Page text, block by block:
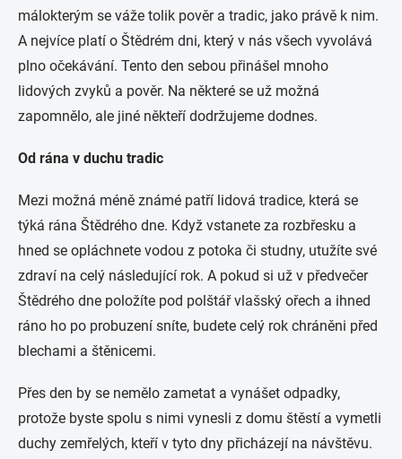
málokterým se váže tolik pověr a tradic, jako právě k nim.
A nejvíce platí o Štědrém dni, který v nás všech vyvolává
plno očekávání. Tento den sebou přinášel mnoho
lidových zvyků a pověr. Na některé se už možná
zapomnělo, ale jiné někteří dodržujeme dodnes.
Od rána v duchu tradic
Mezi možná méně známé patří lidová tradice, která se
týká rána Štědrého dne. Když vstanete za rozbřesku a
hned se opláchnete vodou z potoka či studny, utužíte své
zdraví na celý následující rok. A pokud si už v předvečer
Štědrého dne položíte pod polštář vlašský ořech a ihned
ráno ho po probuzení sníte, budete celý rok chráněni před
blechami a štěnicemi.
Přes den by se nemělo zametat a vynášet odpadky,
protože byste spolu s nimi vynesli z domu štěstí a vymetli
duchy zemřelých, kteří v tyto dny přicházejí na návštěvu.